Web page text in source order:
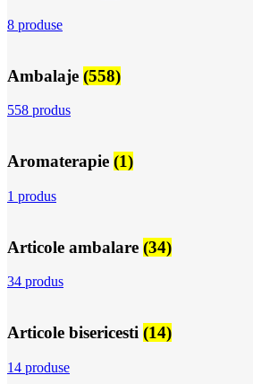
8 produse
Ambalaje (558)
558 produs
Aromaterapie (1)
1 produs
Articole ambalare (34)
34 produs
Articole bisericesti (14)
14 produse